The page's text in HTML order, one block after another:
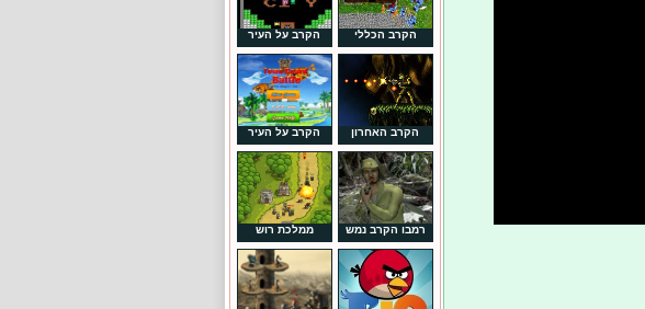
הקרב הכללי הקרב על העיר
הקרב האחרון הקרב על העיר
רמבו הקרב נמש ממלכת רוש